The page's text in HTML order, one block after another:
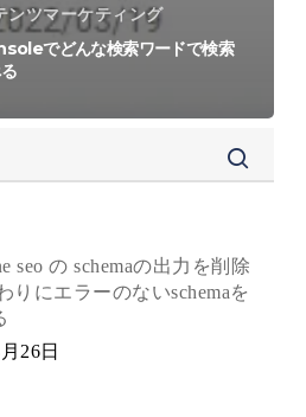
ンツマーケティング
でどんな検索ワードで検索
seo の schemaの出力を削除
りにエラーのないschemaを
26日